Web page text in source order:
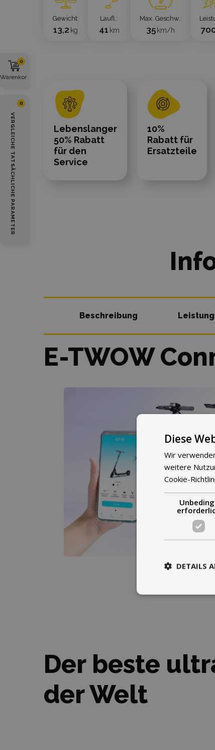
Gewicht
13,2 kg
Laufl.
41 km
Max. Geschw.
35 km/h
Lebenslanger
50% Rabatt
für den
Service
10%
Rabatt für
Ersatzteile
Beschreibung
E-TWOW
Der beste
der Welt
Warenkorb
0
VERGLEICHE TATSÄCHLICHE PARAMETER
0
Diese
Wir
weitere
Cookie-
DETAILS